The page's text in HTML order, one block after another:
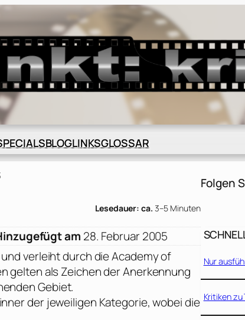
BLOGLINKSGLOSSAR
Lesedauer: ca. 3–5 Minuten
am 28. Februar 2005
verleiht durch dieAcademy of
gelten als Zeichen der Anerkennung
Gebiet.
der jeweiligen Kategorie, wobei die
Folgen
Nur
Kritiken zu